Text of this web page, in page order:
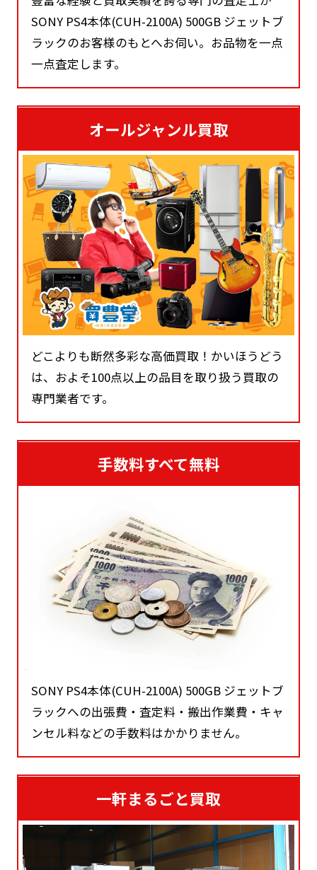
SONY PS4本体(CUH-2100A) 500GB ジェットブ
ラックのお客様のもとへお伺い。お品物を一点
一点査定します。
オールジャンル買取
どこよりも断然多彩な高価買取！かいほうどう
は、およそ100点以上の品目を取り扱う買取の
専門業者です。
手数料すべて無料
SONY PS4本体(CUH-2100A) 500GB ジェットブ
ラックへの出張費・査定料・搬出作業費・キャ
ンセル料などの手数料はかかりません。
一軒まるごと買取